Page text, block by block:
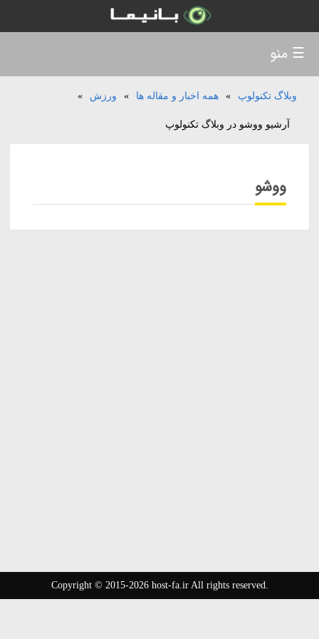
وبلاگ تکنولوپ » همه اخبار و مقاله ها » ورزش »
آرشیو ووشو در وبلاگ تکنولوپ
ووشو
☰ منو
Copyright © 2015-2026 host-fa.ir All rights reserved.